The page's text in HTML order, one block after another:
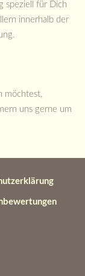
speziell für Dich
innerhalb der
möchtest,
uns gerne um